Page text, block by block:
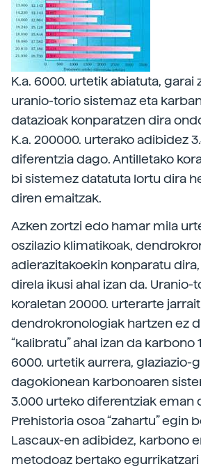
K.a. 6000. urtetik abiatuta,
uranio-torio sistemaz eta
datazioak konparatzen dira
K.a. 200000. urterako adibidez
diferentzia dago. Antilletako
bi sistemez datatuta lortu dira
diren emaitzak.
Azken zortzi edo hamar mila
oszilazio klimatikoak,
adierazitakoekin konparatu
direla ikusi ahal izan da. Uranio-
koraletan 20000. urterarte
dendrokronologiak hartzen ez
“kalibratu” ahal izan da karbono
6000. urtetik aurrera, glaziazio-
dagokionean karbonoaren
3.000 urteko diferentziak eman
Prehistoria osoa “zahartu” egin
Lascaux-en adibidez, karbono
metodoaz bertako egurrikatzari